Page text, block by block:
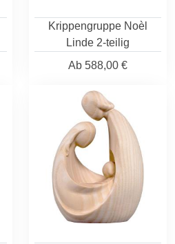
Krippengruppe Noèl
Linde 2-teilig
Ab 588,00 €